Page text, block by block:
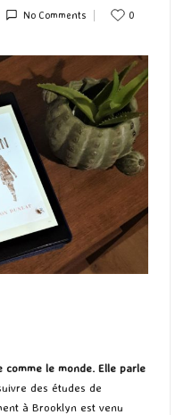
No Comments 0
le monde. Elle parle
des études de
à Brooklyn est venu